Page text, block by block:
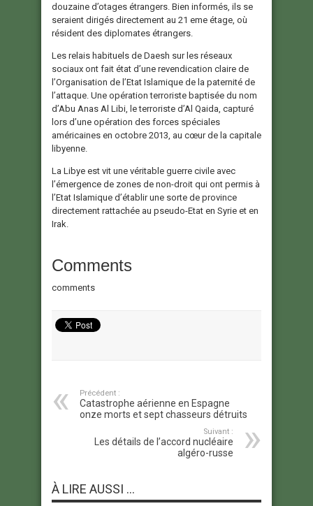
douzaine d’otages étrangers. Bien informés, ils se
seraient dirigés directement au 21 eme étage, où
résident des diplomates étrangers.
Les relais habituels de Daesh sur les réseaux
sociaux ont fait état d’une revendication claire de
l’Organisation de l’Etat Islamique de la paternité de
l’attaque. Une opération terroriste baptisée du nom
d’Abu Anas Al Libi, le terroriste d’Al Qaida, capturé
lors d’une opération des forces spéciales
américaines en octobre 2013, au cœur de la capitale
libyenne.
La Libye est vit une véritable guerre civile avec
l’émergence de zones de non-droit qui ont permis à
l’Etat Islamique d’établir une sorte de province
directement rattachée au pseudo-Etat en Syrie et en
Irak.
Comments
comments
Précédent :
Catastrophe aérienne en Espagne
onze morts et sept chasseurs détruits
Suivant :
Les détails de l’accord nucléaire
algéro-russe
À LIRE AUSSI ...